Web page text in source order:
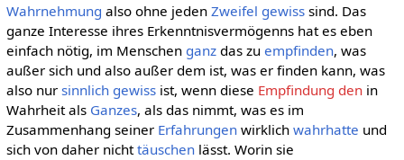
Wahrnehmung also ohne jeden Zweifel gewisssind. Das
ganze Interesse ihres Erkenntnisvermögenns hat es eben
einfach nötig, im Menschen ganzdas zu empfinden, was
außer sich und also außer dem ist, was er finden kann, was
also nur sinnlich gewissist, wenn diese Empfindung denin
Wahrheit als Ganzes, als das nimmt, was es im
Zusammenhang seiner Erfahrungenwirklich wahrhatte und
sich von daher nichttäuschenlässt. Worin sie